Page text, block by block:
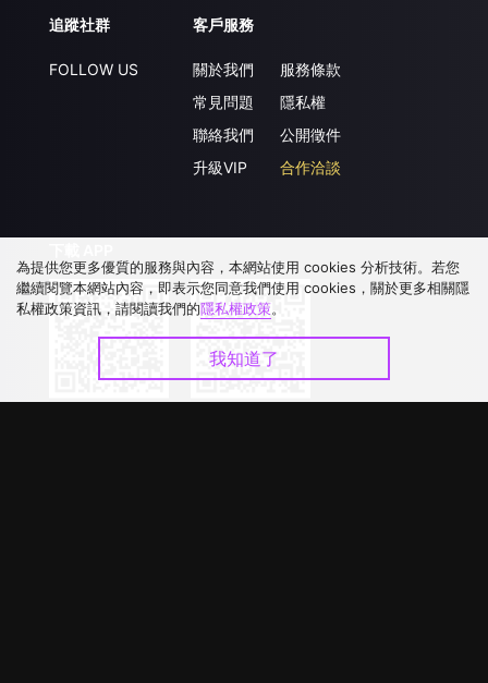
追蹤社群
FOLLOW US
客戶服務
關於我們
常見問題
聯絡我們
升級VIP
服務條款
隱私權
公開徵件
合作洽談
為提供您更多優質的服務與內容，本網站使用 cookies 分析技術。若您
繼續閱覽本網站內容，即表示您同意我們使用 cookies，關於更多相關隱
私權政策資訊，請閱讀我們的隱私權政策。
我知道了